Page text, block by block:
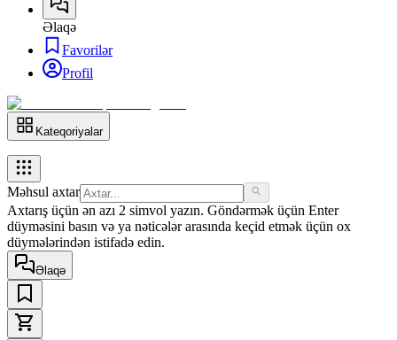
Əlaqə
Favorilər
Profil
Kateqoriyalar
Məhsul axtar
Axtarış üçün ən azı 2 simvol yazın. Göndərmək üçün Enter
düyməsini basın və ya nəticələr arasında keçid etmək üçün ox
düymələrindən istifadə edin.
Əlaqə